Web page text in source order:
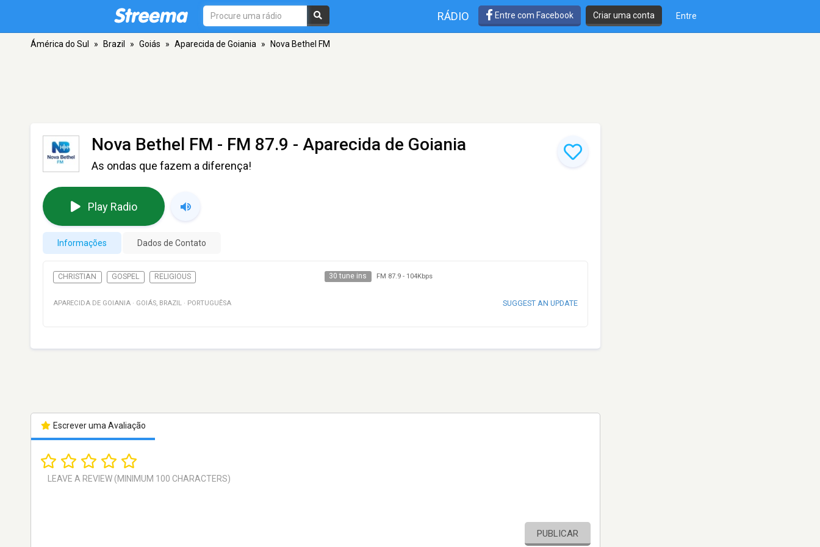
RÁDIO Entre com Facebook Criar uma conta Entre
Ámérica do Sul » Brazil » Goiás » Aparecida de Goiania » Nova Bethel FM
Nova Bethel FM - FM 87.9 - Aparecida de Goiania
As ondas que fazem a diferença!
Play Radio
Informações Dados de Contato
CHRISTIAN GOSPEL RELIGIOUS 30 tune ins FM 87.9- 104Kbps
APARECIDA DE GOIANIA · GOIÁS, BRAZIL · PORTUGUÊSA SUGGEST AN UPDATE
Escrever uma Avaliação
PUBLICAR